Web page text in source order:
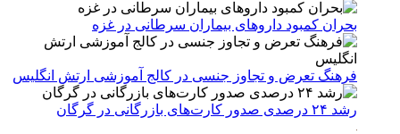
بحران کمبود دارو‌های بیماران سرطانی در غزه
فرهنگ تعرض و تجاوز جنسی در کالج آموزشی ارتش انگلیس
رشد ۲۴ درصدی صدور کارت‌های بازرگانی در گرگان